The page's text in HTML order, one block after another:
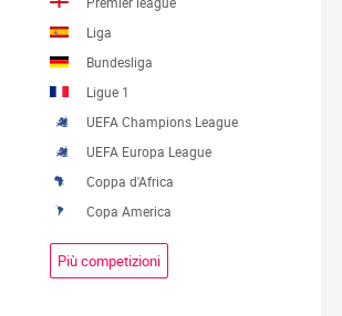
Liga
Bundesliga
Ligue 1
UEFA Champions League
UEFA Europa League
Coppa d'Africa
Copa America
Più competizioni